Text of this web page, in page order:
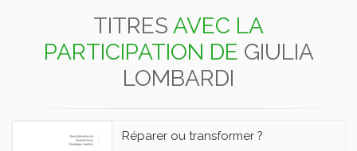
TITRES AVEC LA
PARTICIPATION DE GIULIA
LOMBARDI
Réparer ou transformer ?